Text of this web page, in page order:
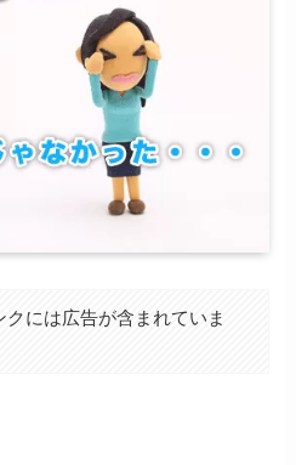
クには広告が含まれていま